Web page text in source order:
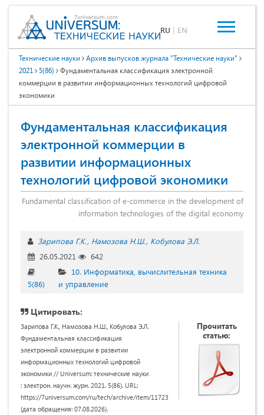
RU | EN
Технические науки
Архив выпусков журнала "Технические науки"
2021
5(86)
Фундаментальная классификация электронной
коммерции в развитии информационных технологий цифровой
экономики
Фундаментальная классификация
электронной коммерции в
развитии информационных
технологий цифровой экономики
Fundamental classification of e-commerce in the development of
information technologies of the digital economy
Зарипова Г.К. Намозова Н.Ш. Кобулова Э.Л.
26.05.2021
642
5(86)
10. Информатика, вычислительная техника
и управление
Цитировать:
Зарипова Г.К., Намозова Н.Ш., Кобулова Э.Л.
Фундаментальная классификация
электронной коммерции в развитии
информационных технологий цифровой
экономики // Universum: технические науки
: электрон. научн. журн. 2021. 5(86). URL:
https://7universum.com/ru/tech/archive/item/11723
(дата обращения: 07.08.2026).
Прочитать
статью: